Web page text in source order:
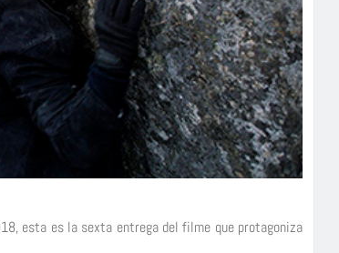
esta es la sexta entrega del filme que protagoniza